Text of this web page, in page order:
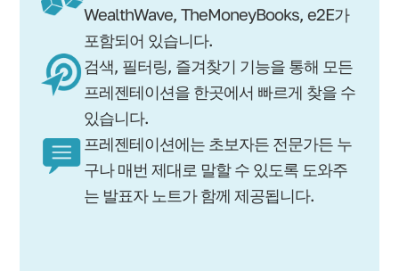
WealthWave, TheMoneyBooks, e2E가
포함되어 있습니다.
검색, 필터링, 즐겨찾기 기능을 통해 모든
프레젠테이션을 한곳에서 빠르게 찾을 수
있습니다.
프레젠테이션에는 초보자든 전문가든 누
구나 매번 제대로 말할 수 있도록 도와주
는 발표자 노트가 함께 제공됩니다.